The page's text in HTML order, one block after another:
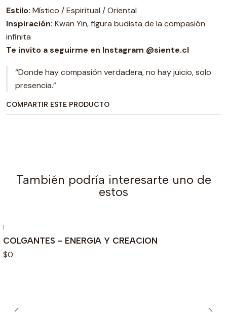
Estilo: Místico / Espiritual / Oriental
Inspiración: Kwan Yin, figura budista de la compasión
infinita
Te invito a seguirme en Instagram @siente.cl
“Donde hay compasión verdadera, no hay juicio, solo
presencia.”
COMPARTIR ESTE PRODUCTO
También podría interesarte uno de
estos
|
COLGANTES - ENERGIA Y CREACION
$0